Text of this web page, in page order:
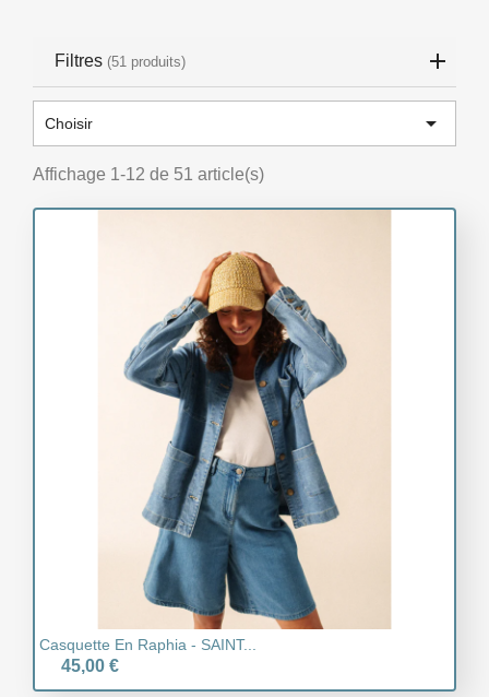
Filtres (51 produits)
Choisir 
Affichage 1-12 de 51 article(s)
Casquette En Raphia - SAINT...
45,00 €